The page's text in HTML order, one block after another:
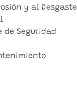
y al Desgaste
de Seguridad